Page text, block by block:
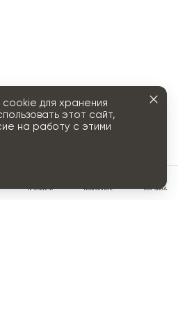
ПРОФИЛЬ ИЗБРАННОЕ КОРЗИНА
для хранения
этот сайт,
на работу с этими